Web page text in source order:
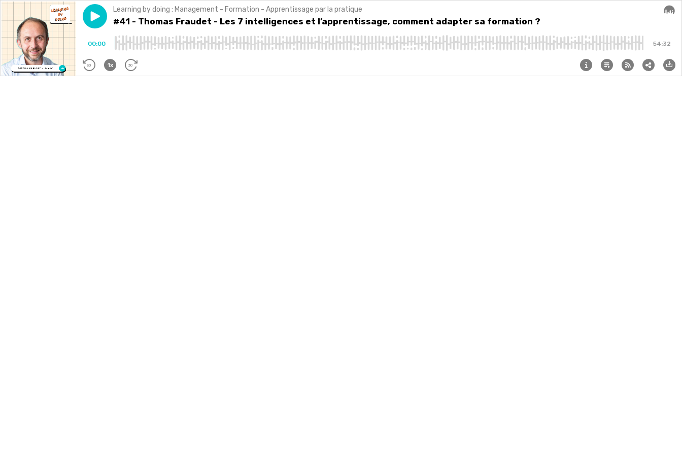
Play episode#41 - Thomas Fraudet - Les 7 intelligences et l’apprentissage, comment adapter sa formation ?
Learning by doing : Management - Formation - Apprentissage par la pratique
#41 - Thomas Fraudet - Les 7 intelligences et l’apprentissage, comment adapter sa formation ?
00:00 54:32
30 1x 30